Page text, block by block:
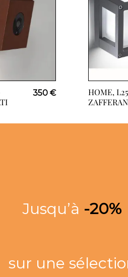
350 €
HOME,
Jusqu’à -20%
sur une